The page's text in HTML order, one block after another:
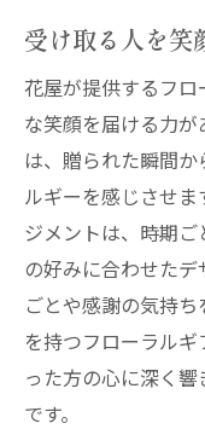
受け取る人を笑
花屋が提供するフ
な笑顔を届ける力が
は、贈られた瞬間
ルギーを感じさせ
ジメントは、時期
の好みに合わせた
ごとや感謝の気持
を持つフローラル
った方の心に深く
です。